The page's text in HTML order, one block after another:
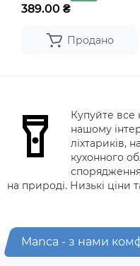
389.00 ₴
Продано
Купуйте все
нашому
ліхтариків,
кухонного
на природі. Низькі ціни
Manca - з нами